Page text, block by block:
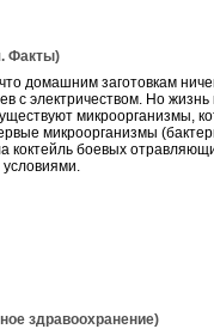
Факты)
домашним заготовкам
с электричеством. Но
микроорганизмы,
микроорганизмы
боевых
здравоохранение)